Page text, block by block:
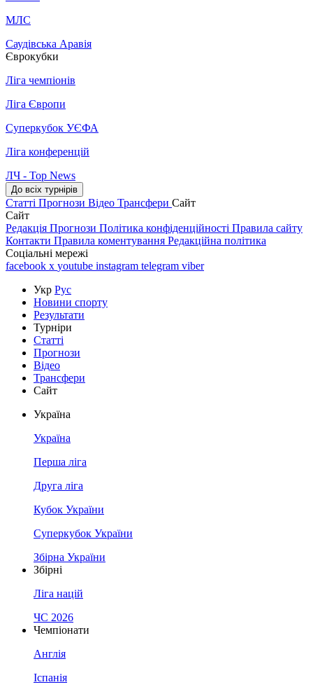
МЛС
Саудівська Аравія
Єврокубки
Ліга чемпіонів
Ліга Європи
Суперкубок УЄФА
Ліга конференцій
ЛЧ - Top News
До всіх турнірів
Статті Прогнози Відео Трансфери Сайт
Сайт
Редакція Прогнози Політика конфіденційності Правила сайту
Контакти Правила коментування Редакційна політика
Соціальні мережі
facebook x youtube instagram telegram viber
Укр Рус
Новини спорту
Результати
Турніри
Статті
Прогнози
Відео
Трансфери
Сайт
Україна
Україна
Перша ліга
Друга ліга
Кубок України
Суперкубок України
Збірна України
Збірні
Ліга націй
ЧС 2026
Чемпіонати
Англія
Іспанія